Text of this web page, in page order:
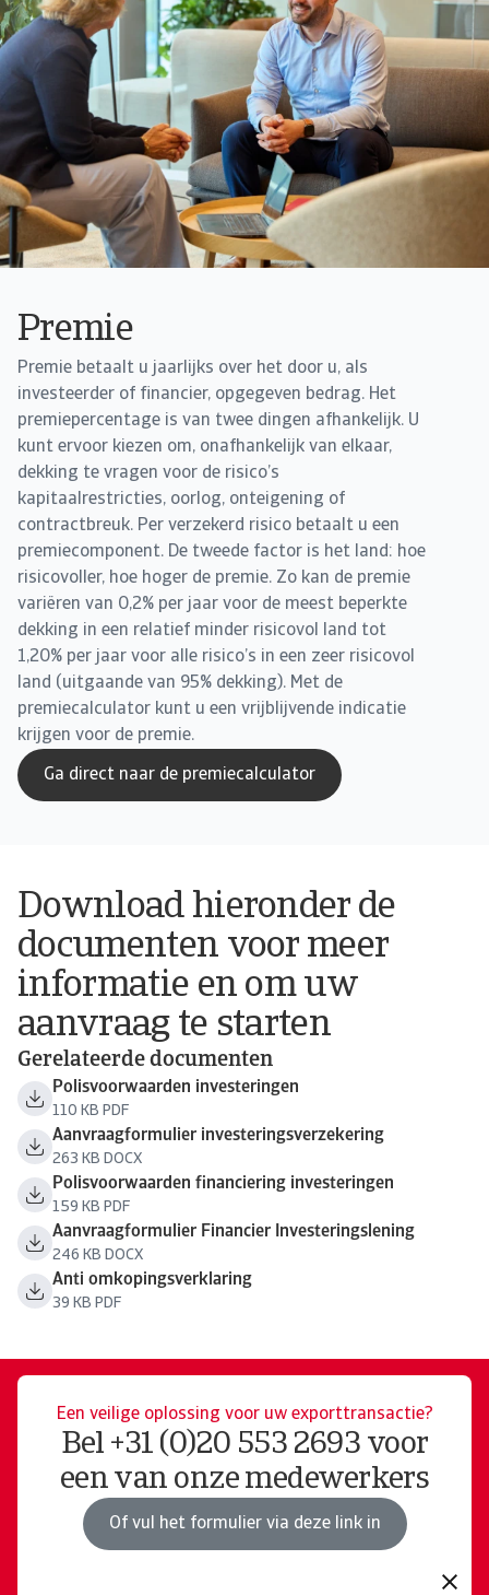
Premie
Premie betaalt u jaarlijks over het door u, als
investeerder of financier, opgegeven bedrag. Het
premiepercentage is van twee dingen afhankelijk. U
kunt ervoor kiezen om, onafhankelijk van elkaar,
dekking te vragen voor de risico’s
kapitaalrestricties, oorlog, onteigening of
contractbreuk. Per verzekerd risico betaalt u een
premiecomponent. De tweede factor is het land: hoe
risicovoller, hoe hoger de premie. Zo kan de premie
variëren van 0,2% per jaar voor de meest beperkte
dekking in een relatief minder risicovol land tot
1,20% per jaar voor alle risico’s in een zeer risicovol
land (uitgaande van 95% dekking). Met de
premiecalculator kunt u een vrijblijvende indicatie
krijgen voor de premie.
Ga direct naar de premiecalculator
Download hieronder de
documenten voor meer
informatie en om uw
aanvraag te starten
Gerelateerde documenten
Polisvoorwaarden investeringen
110 KB PDF
Aanvraagformulier investeringsverzekering
263 KB DOCX
Polisvoorwaarden financiering investeringen
159 KB PDF
Aanvraagformulier Financier Investeringslening
246 KB DOCX
Anti omkopingsverklaring
39 KB PDF
Een veilige oplossing voor uw exporttransactie?
Bel +31 (0)20 553 2693 voor
een van onze medewerkers
Of vul het formulier via deze link in